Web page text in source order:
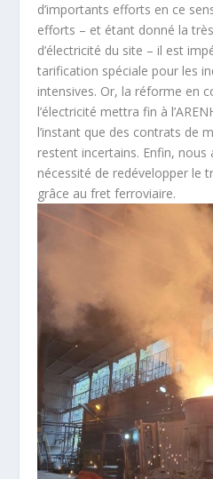
d’importants efforts en ce
efforts – et étant donné la
d’électricité du site – il est
tarification spéciale pour les
intensives. Or, la réforme en
l’électricité mettra fin à
l’instant que des contrats de
restent incertains. Enfin, nous
nécessité de redévelopper le
grâce au fret ferroviaire.